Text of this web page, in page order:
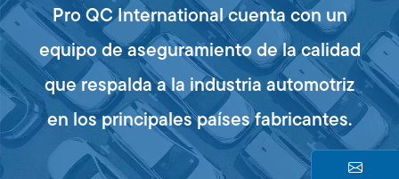
Pro QC International cuenta con un
equipo de aseguramiento de la calidad
que respalda a la industria automotriz
en los principales países fabricantes.